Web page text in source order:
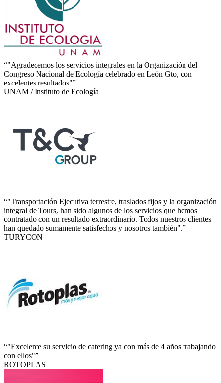
“"Agradecemos los servicios integrales en la Organización del
Congreso Nacional de Ecología celebrado en León Gto, con
excelentes resultados"”
UNAM / Instituto de Ecología
“"Transportación Ejecutiva terrestre, traslados fijos y la organización
integral de Tours, han sido algunos de los servicios que hemos
contratado con un resultado extraordinario. Todos nuestros clientes
han quedado sumamente satisfechos y nosotros también".”
TURYCON
“"Excelente su servicio de catering ya con más de 4 años trabajando
con ellos"”
ROTOPLAS